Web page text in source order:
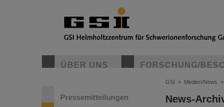
ÜBER UNS FORSCHUNG/
Pressemitteilungen
GSI > Medien/News >
News-